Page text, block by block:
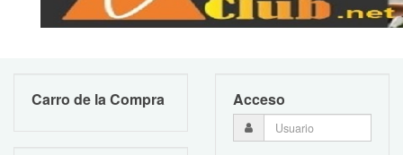
Carro de la Compra Acceso